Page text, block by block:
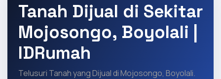
Tanah Dijual di Sekitar
Mojosongo, Boyolali |
IDRumah
Telusuri Tanah yang Dijual di Mojosongo, Boyolali.